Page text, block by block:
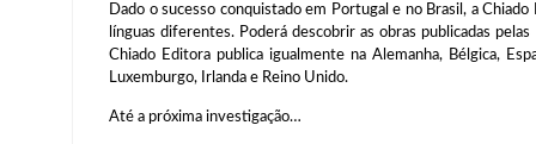
Dado o sucesso conquistado em Portugal e no Brasil, a
línguas diferentes. Poderá descobrir as obras publicadas
Chiado Editora publica igualmente na Alemanha, Bélgica,
Luxemburgo, Irlanda e Reino Unido.
Até a próxima investigação…